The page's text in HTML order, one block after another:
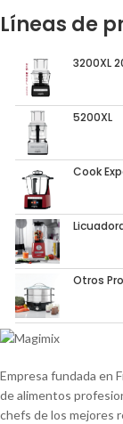
Líneas de
3200XL
5200XL
Cook
Otros
Empresa fundada en
de alimentos
chefs de los mejores